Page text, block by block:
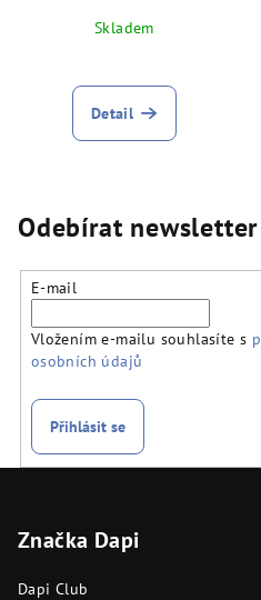
Skladem
Detail
Odebírat newsletter
E-mail
Vložením e-mailu souhlasíte s
osobních údajů
Přihlásit se
Značka Dapi
Dapi Club